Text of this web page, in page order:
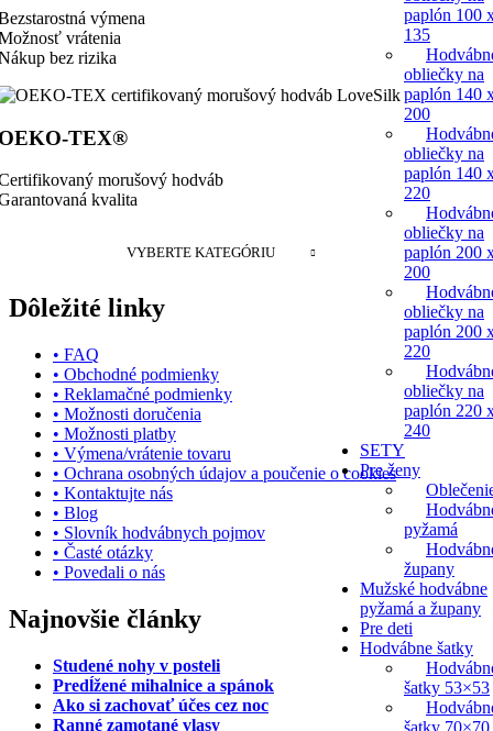
VYBERTE KATEGÓRIU
paplón 100
135
obliečky na
paplón 140
200
obliečky na
paplón 140
220
obliečky na
paplón 200
200
obliečky na
paplón 200
220
obliečky na
paplón 220
240
SETY
Pre ženy
pyžamá
župany
Mužské hodvábne
pyžamá a župany
Pre deti
Hodvábne šatky
šatky 53×53
šatky 70×70
výmena
vrátenia
bez rizika
TEX®
morušový hodváb
kvalita
Dôležité linky
• FAQ
• Obchodné podmienky
• Reklamačné podmienky
• Možnosti doručenia
• Možnosti platby
• Výmena/vrátenie tovaru
• Ochrana osobných údajov a poučenie o cookies
• Kontaktujte nás
• Blog
• Slovník hodvábnych pojmov
• Časté otázky
• Povedali o nás
Najnovšie články
Studené nohy v posteli
Predĺžené mihalnice a spánok
Ako si zachovať účes cez noc
Ranné zamotané vlasy